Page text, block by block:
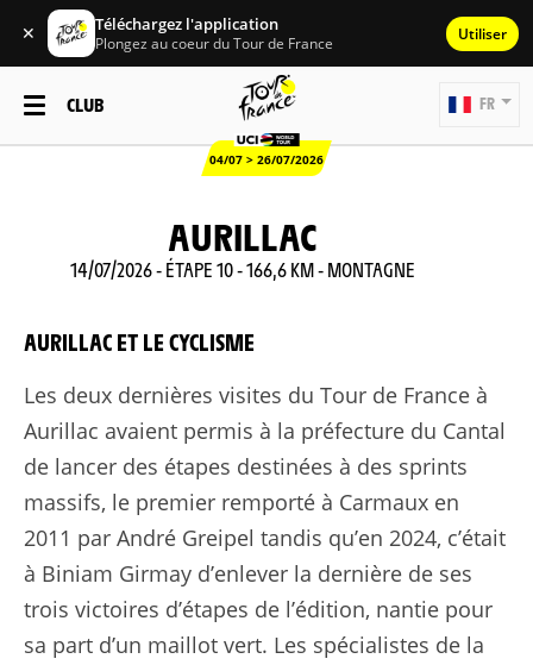
✕ Téléchargez l'application
Plongez au coeur du Tour de France Utiliser
CLUB
04/07 > 26/07/2026
FR
AURILLAC
14/07/2026 - ÉTAPE 10 - 166,6 KM - MONTAGNE
AURILLAC ET LE CYCLISME
Les deux dernières visites du Tour de France à
Aurillac avaient permis à la préfecture du Cantal
de lancer des étapes destinées à des sprints
massifs, le premier remporté à Carmaux en
2011 par André Greipel tandis qu’en 2024, c’était
à Biniam Girmay d’enlever la dernière de ses
trois victoires d’étapes de l’édition, nantie pour
sa part d’un maillot vert. Les spécialistes de la